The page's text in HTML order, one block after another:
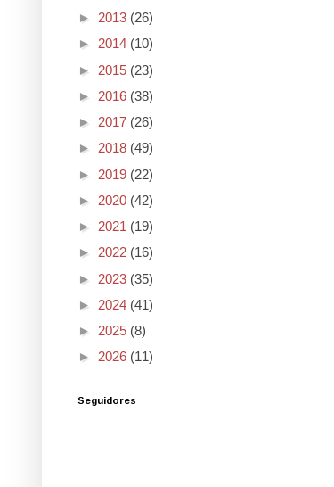
► 2013 (26)
► 2014 (10)
► 2015 (23)
► 2016 (38)
► 2017 (26)
► 2018 (49)
► 2019 (22)
► 2020 (42)
► 2021 (19)
► 2022 (16)
► 2023 (35)
► 2024 (41)
► 2025 (8)
► 2026 (11)
Seguidores